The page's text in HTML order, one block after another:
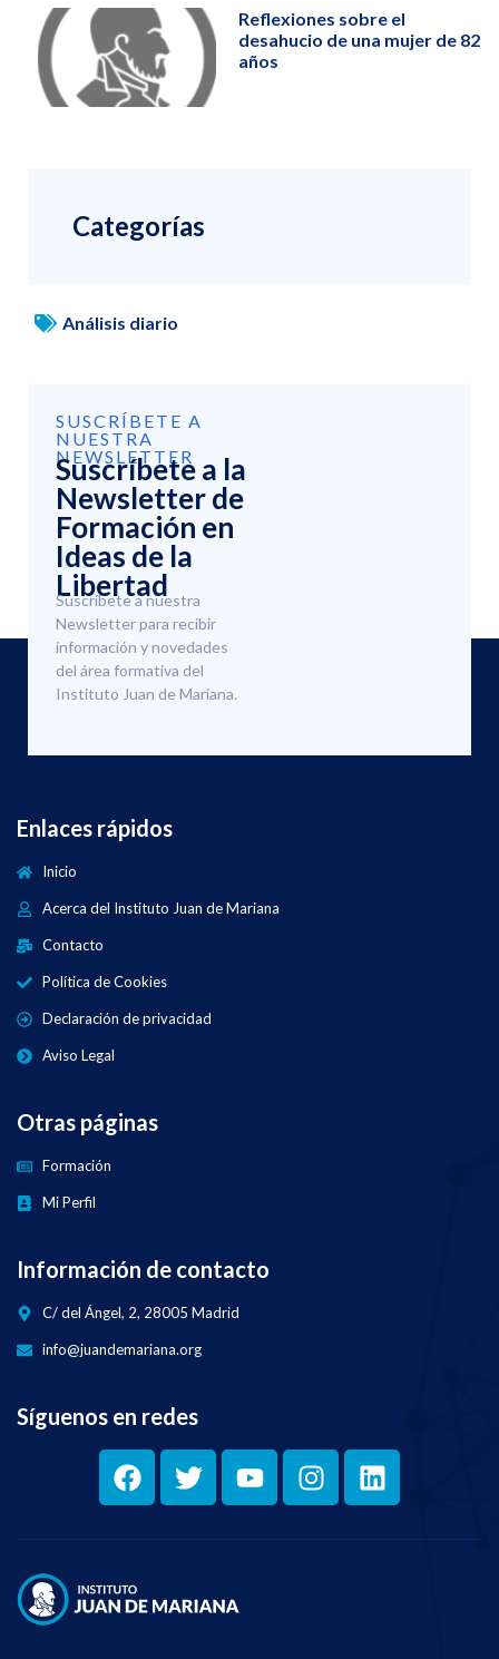
Reflexiones sobre el
desahucio de una mujer de 82
años
Categorías
Análisis diario
SUSCRÍBETE A
NUESTRA
NEWSLETTER
Suscríbete a la
Newsletter de
Formación en
Ideas de la
Libertad
Suscríbete a nuestra
Newsletter para recibir
información y novedades
del área formativa del
Instituto Juan de Mariana.
Enlaces rápidos
Inicio
Acerca del Instituto Juan de Mariana
Contacto
Política de Cookies
Declaración de privacidad
Aviso Legal
Otras páginas
Formación
Mi Perfil
Información de contacto
C/ del Ángel, 2, 28005 Madrid
info@juandemariana.org
Síguenos en redes